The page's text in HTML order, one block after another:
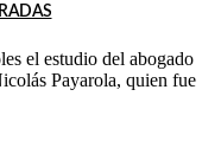
el estudio del abogado